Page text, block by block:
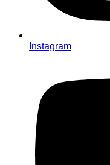
Instagram